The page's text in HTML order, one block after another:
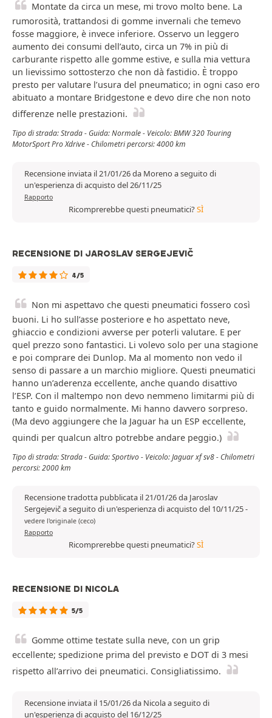
Montate da circa un mese, mi trovo molto bene. La
rumorosità, trattandosi di gomme invernali che temevo
fosse maggiore, è invece inferiore. Osservo un leggero
aumento dei consumi dell’auto, circa un 7% in più di
carburante rispetto alle gomme estive, e sulla mia vettura
un lievissimo sottosterzo che non dà fastidio. È troppo
presto per valutare l’usura del pneumatico; in ogni caso ero
abituato a montare Bridgestone e devo dire che non noto
differenze nelle prestazioni.
Tipo di strada: Strada - Guida: Normale - Veicolo: BMW 320 Touring
MotorSport Pro Xdrive - Chilometri percorsi: 4000 km
Recensione inviata il 21/01/26 da Moreno a seguito di
un'esperienza di acquisto del 26/11/25
Rapporto
Ricomprerebbe questi pneumatici?SÌ
RECENSIONE DI JAROSLAV SERGEJEVIČ
4/5
Non mi aspettavo che questi pneumatici fossero così
buoni. Li ho sull’asse posteriore e ho aspettato neve,
ghiaccio e condizioni avverse per poterli valutare. E per
quel prezzo sono fantastici. Li volevo solo per una stagione
e poi comprare dei Dunlop. Ma al momento non vedo il
senso di passare a un marchio migliore. Questi pneumatici
hanno un’aderenza eccellente, anche quando disattivo
l’ESP. Con il maltempo non devo nemmeno limitarmi più di
tanto e guido normalmente. Mi hanno davvero sorpreso.
(Ma devo aggiungere che la Jaguar ha un ESP eccellente,
quindi per qualcun altro potrebbe andare peggio.)
Tipo di strada: Strada - Guida: Sportivo - Veicolo: Jaguar xf sv8 - Chilometri
percorsi: 2000 km
Recensione tradotta pubblicata il 21/01/26 da Jaroslav
Sergejevič a seguito di un'esperienza di acquisto del 10/11/25-
vedere l'originale (ceco)
Rapporto
Ricomprerebbe questi pneumatici?SÌ
RECENSIONE DI NICOLA
5/5
Gomme ottime testate sulla neve, con un grip
eccellente; spedizione prima del previsto e DOT di 3 mesi
rispetto all’arrivo dei pneumatici. Consigliatissimo.
Recensione inviata il 15/01/26 da Nicola a seguito di
un'esperienza di acquisto del 16/12/25